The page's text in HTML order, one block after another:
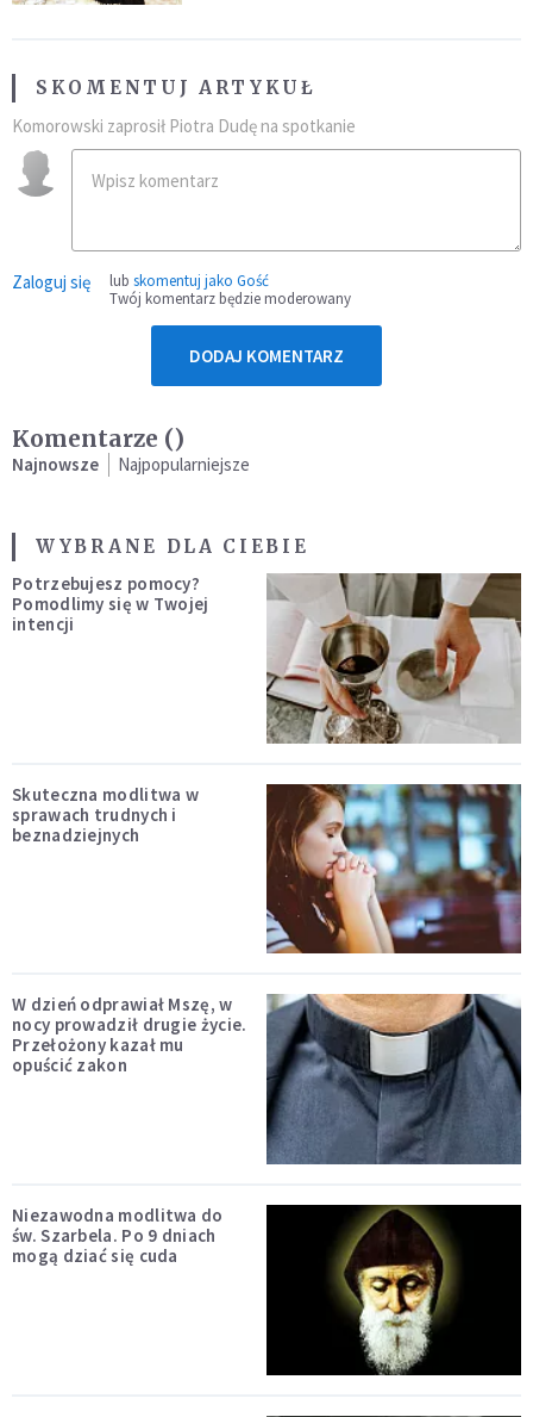
SKOMENTUJ ARTYKUŁ
Komorowski zaprosił Piotra Dudę na spotkanie
Zaloguj się lub skomentuj jako Gość
Twój komentarz będzie moderowany
DODAJ KOMENTARZ
Komentarze ()
Najnowsze Najpopularniejsze
WYBRANE DLA CIEBIE
Potrzebujesz pomocy?
Pomodlimy się w Twojej
intencji
Skuteczna modlitwa w
sprawach trudnych i
beznadziejnych
W dzień odprawiał Mszę, w
nocy prowadził drugie życie.
Przełożony kazał mu
opuścić zakon
Niezawodna modlitwa do
św. Szarbela. Po 9 dniach
mogą dziać się cuda